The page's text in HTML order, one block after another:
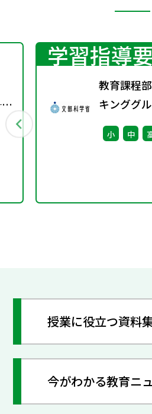
学習指導
教育課程
キンググ
回） 配
小 中
授業に役立つ資料
今がわかる教育ニ